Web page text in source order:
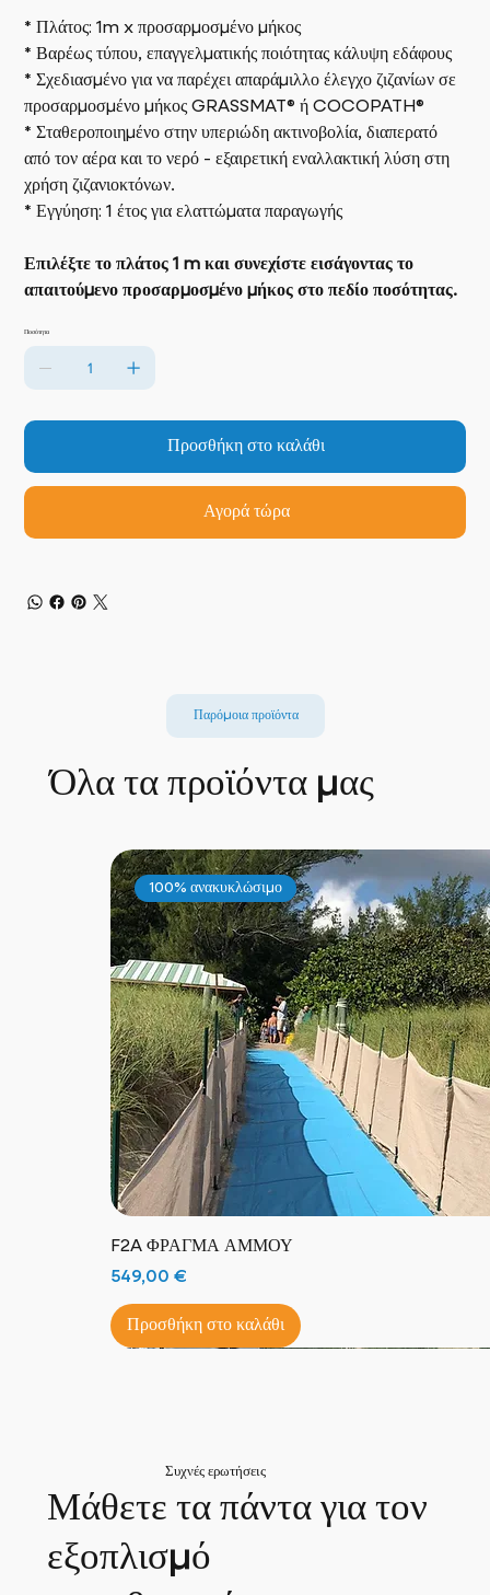
* Πλάτος: 1m x προσαρμοσμένο μήκος
* Βαρέως τύπου, επαγγελματικής ποιότητας κάλυψη εδάφους
* Σχεδιασμένο για να παρέχει απαράμιλλο έλεγχο ζιζανίων σε
προσαρμοσμένο μήκος GRASSMAT® ή COCOPATH®
* Σταθεροποιημένο στην υπεριώδη ακτινοβολία, διαπερατό
από τον αέρα και το νερό - εξαιρετική εναλλακτική λύση στη
χρήση ζιζανιοκτόνων.
* Εγγύηση: 1 έτος για ελαττώματα παραγωγής
Επιλέξτε το πλάτος 1 m και συνεχίστε εισάγοντας το
απαιτούμενο προσαρμοσμένο μήκος στο πεδίο ποσότητας.
Ποσότητα
Προσθήκη στο καλάθι
Αγορά τώρα
Παρόμοια προϊόντα
Όλα τα προϊόντα μας
100% ανακυκλώσιμο
F2A ΦΡΑΓΜΑ ΑΜΜΟΥ
Τιμή
549,00 €
Προσθήκη στο καλάθι
Συχνές ερωτήσεις
Μάθετε τα πάντα για τον
εξοπλισμό